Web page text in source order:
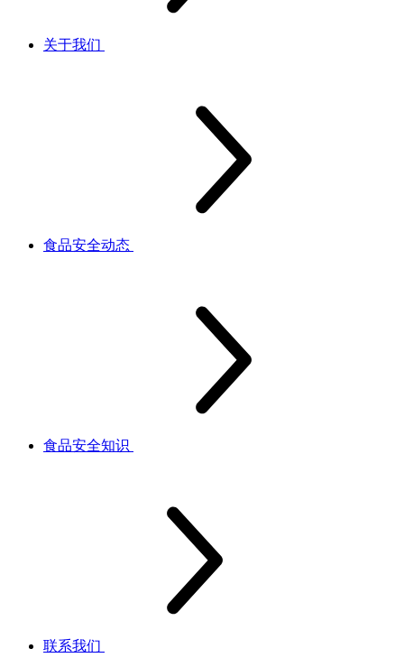
关于我们
食品安全动态
食品安全知识
联系我们